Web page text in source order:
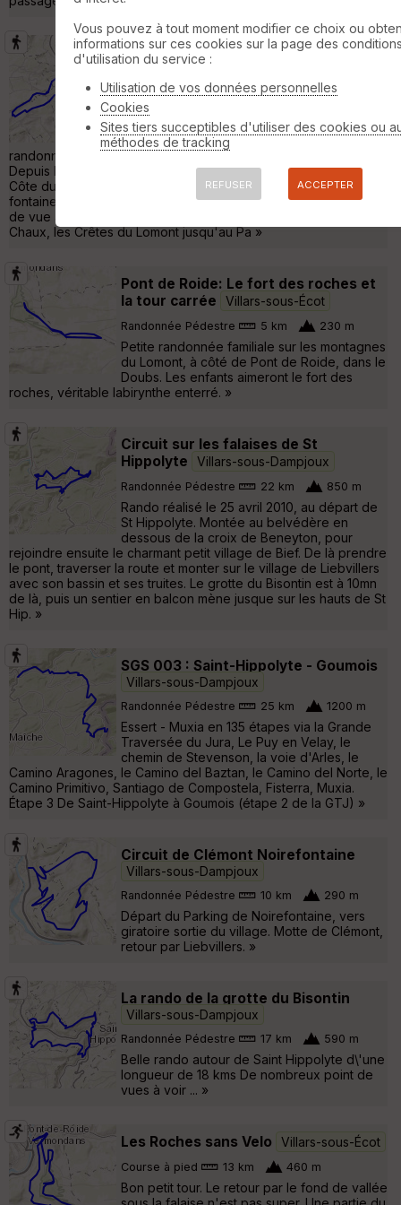
À pied ou VTT Point de vue de
Montaigu et belvédère sur Saint-
Hippolyte
Villars-sous-Dampjoux
Randonnée Pédestre 18 km 600 m
Vous prouver réaliser cette superbe
randonnée depuis valoreille. Voici la description de visorando :
Depuis Bief, le long du Doubs, montée dans la combe par la
Côte du Savu, passage près de Chatillon sous Maîche et par la
fontaine et statue de Saint-Léger, datant de 1721, jusqu'au point
de vue à 360° de Montaigu dominant, d'un côté, les Terres de
Chaux, les Crêtes du Lomont jusqu'au Pa »
Pont de Roide: Le fort des roches et
la tour carrée
Villars-sous-Écot
Randonnée Pédestre 5 km 230 m
Petite randonnée familiale sur les montagnes
du Lomont, à côté de Pont de Roide, dans le
Doubs. Les enfants aimeront le fort des
roches, véritable labirynthe enterré. »
Circuit sur les falaises de St
Hippolyte
Villars-sous-Dampjoux
Randonnée Pédestre 22 km 850 m
Rando réalisé le 25 avril 2010, au départ de
St Hippolyte. Montée au belvédère en
dessous de la croix de Beneyton, pour
rejoindre ensuite le charmant petit village de Bief. De là prendre
le pont, traverser la route et monter sur le village de Liebvillers
avec son bassin et ses truites. Le grotte du Bisontin est à 10mn
de là, puis un sentier en balcon mène jusque sur les hauts de St
Hip. »
SGS 003 : Saint-Hippolyte - Goumois
Villars-sous-Dampjoux
Randonnée Pédestre 25 km 1200 m
Essert - Muxia en 135 étapes via la Grande
Traversée du Jura, Le Puy en Velay, le
chemin de Stevenson, la voie d'Arles, le
Camino Aragones, le Camino del Baztan, le Camino del Norte, le
Camino Primitivo, Santiago de Compostela, Fisterra, Muxia.
Étape 3 De Saint-Hippolyte à Goumois (étape 2 de la GTJ) »
Circuit de Clémont Noirefontaine
Villars-sous-Dampjoux
Randonnée Pédestre 10 km 290 m
Départ du Parking de Noirefontaine, vers
giratoire sortie du village. Motte de Clémont,
retour par Liebvillers. »
La rando de la grotte du Bisontin
Villars-sous-Dampjoux
Randonnée Pédestre 17 km 590 m
Belle rando autour de Saint Hippolyte d\'une
longueur de 18 kms De nombreux point de
vues à voir ... »
Les Roches sans Velo Villars-sous-Écot
Course à pied 13 km 460 m
Bon petit tour. Le retour par le fond de vallée
Vous pouvez à tout moment modifier ce choix ou
informations sur ces cookies sur la page des
d'utilisation du service :
Utilisation de vos données personnelles
Cookies
Sites tiers succeptibles d'utiliser des cookies ou
méthodes de tracking
REFUSER ACCEPTER